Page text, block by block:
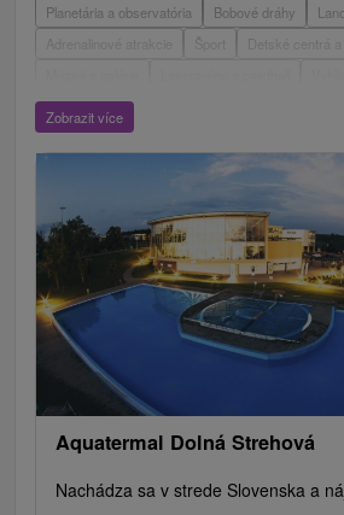
Planetária a observatória
Bobové dráhy
Adrenalinové atrakcie
Detské centrá a
ZOO a zvieracie farmy
Hrady, zámky, zrúcaniny
Mestské a zámocké parky
Vyhliadkové lety a
Jazerá, plesá, vodné nádrže
Vodopády
Drevené kostolíky Pramene
Túry a turistické chodníky
Kaštiele Horské
Plte, rafting, splavy
Architektonické stavby
Golfové ihriská
Motokárové dráhy
Vínne cesty
Zobrazit více
Aquatermal Dolná Strehová
Nachádza sa v strede Slovenska a